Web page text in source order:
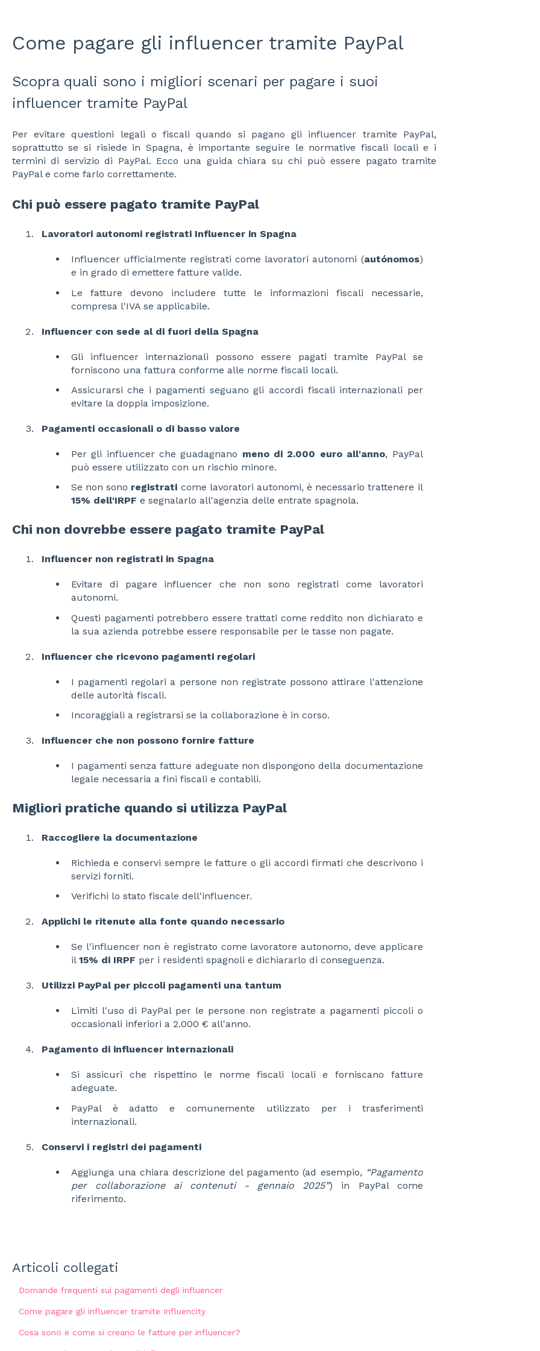
Come pagare gli influencer tramite PayPal
Scopra quali sono i migliori scenari per pagare i suoi
influencer tramite PayPal
Per evitare questioni legali o fiscali quando si pagano gli influencer tramite PayPal,
soprattutto se si risiede in Spagna, è importante seguire le normative fiscali locali e i
termini di servizio di PayPal. Ecco una guida chiara su chi può essere pagato tramite
PayPal e come farlo correttamente.
Chi può essere pagato tramite PayPal
Lavoratori autonomi registrati Influencer in Spagna
Influencer ufficialmente registrati come lavoratori autonomi (autónomos)
e in grado di emettere fatture valide.
Le fatture devono includere tutte le informazioni fiscali necessarie,
compresa l'IVA se applicabile.
Influencer con sede al di fuori della Spagna
Gli influencer internazionali possono essere pagati tramite PayPal se
forniscono una fattura conforme alle norme fiscali locali.
Assicurarsi che i pagamenti seguano gli accordi fiscali internazionali per
evitare la doppia imposizione.
Pagamenti occasionali o di basso valore
Per gli influencer che guadagnano meno di 2.000 euro all'anno, PayPal
può essere utilizzato con un rischio minore.
Se non sono registrati come lavoratori autonomi, è necessario trattenere il
15% dell'IRPF e segnalarlo all'agenzia delle entrate spagnola.
Chi non dovrebbe essere pagato tramite PayPal
Influencer non registrati in Spagna
Evitare di pagare influencer che non sono registrati come lavoratori
autonomi.
Questi pagamenti potrebbero essere trattati come reddito non dichiarato e
la sua azienda potrebbe essere responsabile per le tasse non pagate.
Influencer che ricevono pagamenti regolari
I pagamenti regolari a persone non registrate possono attirare l'attenzione
delle autorità fiscali.
Incoraggiali a registrarsi se la collaborazione è in corso.
Influencer che non possono fornire fatture
I pagamenti senza fatture adeguate non dispongono della documentazione
legale necessaria a fini fiscali e contabili.
Migliori pratiche quando si utilizza PayPal
Raccogliere la documentazione
Richieda e conservi sempre le fatture o gli accordi firmati che descrivono i
servizi forniti.
Verifichi lo stato fiscale dell'influencer.
Applichi le ritenute alla fonte quando necessario
Se l'influencer non è registrato come lavoratore autonomo, deve applicare
il 15% di IRPF per i residenti spagnoli e dichiararlo di conseguenza.
Utilizzi PayPal per piccoli pagamenti una tantum
Limiti l'uso di PayPal per le persone non registrate a pagamenti piccoli o
occasionali inferiori a 2.000 € all'anno.
Pagamento di influencer internazionali
Si assicuri che rispettino le norme fiscali locali e forniscano fatture
adeguate.
PayPal è adatto e comunemente utilizzato per i trasferimenti
internazionali.
Conservi i registri dei pagamenti
Aggiunga una chiara descrizione del pagamento (ad esempio, “Pagamento
per collaborazione ai contenuti - gennaio 2025”) in PayPal come
riferimento.
Articoli collegati
Domande frequenti sui pagamenti degli influencer
Come pagare gli influencer tramite Influencity
Cosa sono e come si creano le fatture per influencer?